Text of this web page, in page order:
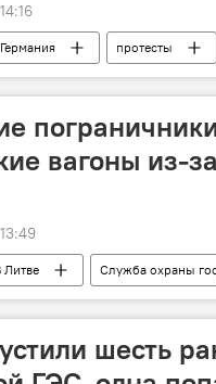
Германия протесты
вагоны из-
Литве Служба охраны
Калининградская
шесть